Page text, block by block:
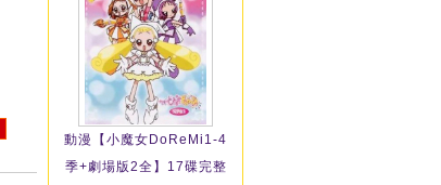
動漫【小魔女DoReMi1-4
季+劇場版2全】17碟完整